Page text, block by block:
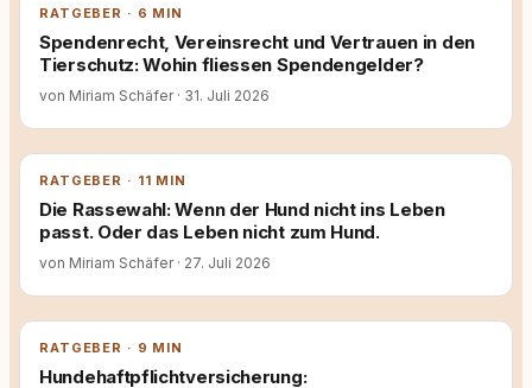
RATGEBER · 6 MIN
Spendenrecht, Vereinsrecht und Vertrauen in den
Tierschutz: Wohin fliessen Spendengelder?
von Miriam Schäfer · 31. Juli 2026
RATGEBER · 11 MIN
Die Rassewahl: Wenn der Hund nicht ins Leben
passt. Oder das Leben nicht zum Hund.
von Miriam Schäfer · 27. Juli 2026
RATGEBER · 9 MIN
Hundehaftpflichtversicherung: